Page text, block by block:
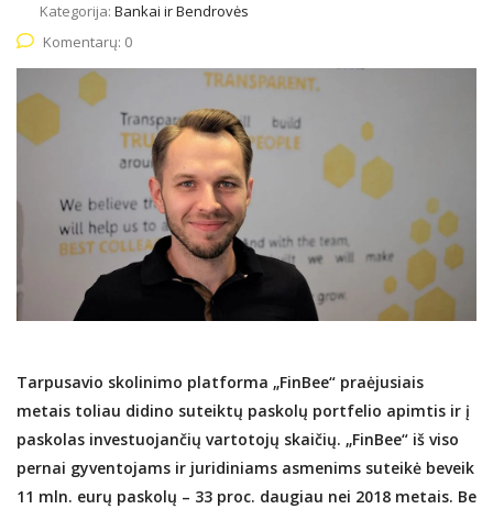
Kategorija: Bankai ir Bendrovės
Komentarų: 0
Tarpusavio skolinimo platforma „FinBee“ praėjusiais
metais toliau didino suteiktų paskolų portfelio apimtis ir į
paskolas investuojančių vartotojų skaičių. „FinBee“ iš viso
pernai gyventojams ir juridiniams asmenims suteikė beveik
11 mln. eurų paskolų – 33 proc. daugiau nei 2018 metais. Be